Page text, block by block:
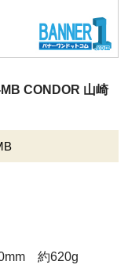
CONDOR 山崎
約620g